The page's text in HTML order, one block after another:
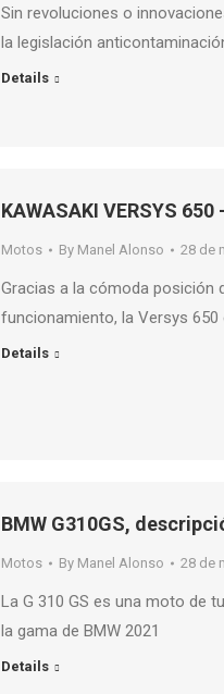
Sin revoluciones o
la legislación
Details
KAWASAKI VERSYS 650
Motos By Manel Alonso 28 de
Gracias a la cómoda posición
funcionamiento, la Versys
Details
BMW G310GS,
Motos By Manel Alonso 28 de
La G 310 GS es una moto de
la gama de BMW 2021
Details